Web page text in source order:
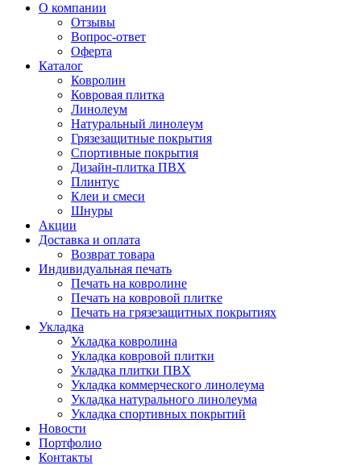
О компании
Отзывы
Вопрос-ответ
Оферта
Каталог
Ковролин
Ковровая плитка
Линолеум
Натуральный линолеум
Грязезащитные покрытия
Спортивные покрытия
Дизайн-плитка ПВХ
Плинтус
Клеи и смеси
Шнуры
Акции
Доставка и оплата
Возврат товара
Индивидуальная печать
Печать на ковролине
Печать на ковровой плитке
Печать на грязезащитных покрытиях
Укладка
Укладка ковролина
Укладка ковровой плитки
Укладка плитки ПВХ
Укладка коммерческого линолеума
Укладка натурального линолеума
Укладка спортивных покрытий
Новости
Портфолио
Контакты